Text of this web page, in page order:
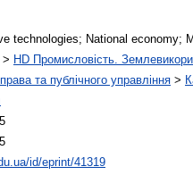
technologies; National economy;
> HD Промисловість.
та публічного управління >
id/eprint/41319